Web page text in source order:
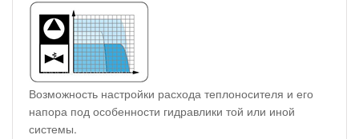
Возможность настройки расхода теплоносителя и его
напора под особенности гидравлики той или иной
системы.